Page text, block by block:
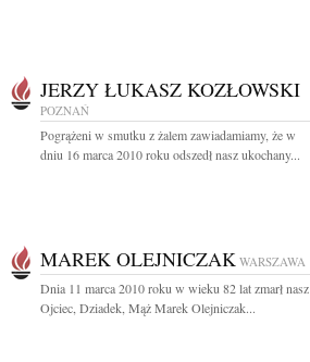
JERZY ŁUKASZ KOZŁOWSKI
POZNAŃ
Pogrążeni w smutku z żalem zawiadamiamy, że w
dniu 16 marca 2010 roku odszedł nasz ukochany...
MAREK OLEJNICZAK WARSZAWA
Dnia 11 marca 2010 roku w wieku 82 lat zmarł nasz
Ojciec, Dziadek, Mąż Marek Olejniczak...